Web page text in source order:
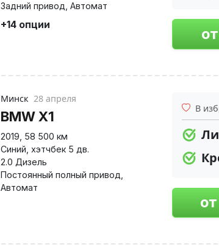
Задний привод Автомат
+14 опции
Минск 28 апреля
BMW X1
2019 58 500 км
Синий хэтчбек 5 дв.
2.0 Дизель
Постоянный полный привод
Автомат
В